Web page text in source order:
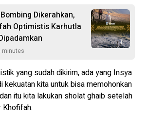
Dikerahkan,
Optimistis Karhutla
minutes
yang sudah dikirim, ada yang Insya
kekuatan kita untuk bisa memohonkan
itu kita lakukan sholat ghaib setelah
Khofifah.